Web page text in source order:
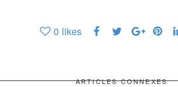
0 likes
ARTICLES CONNEXES